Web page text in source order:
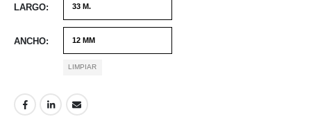
LARGO
ANCHO
LIMPIAR